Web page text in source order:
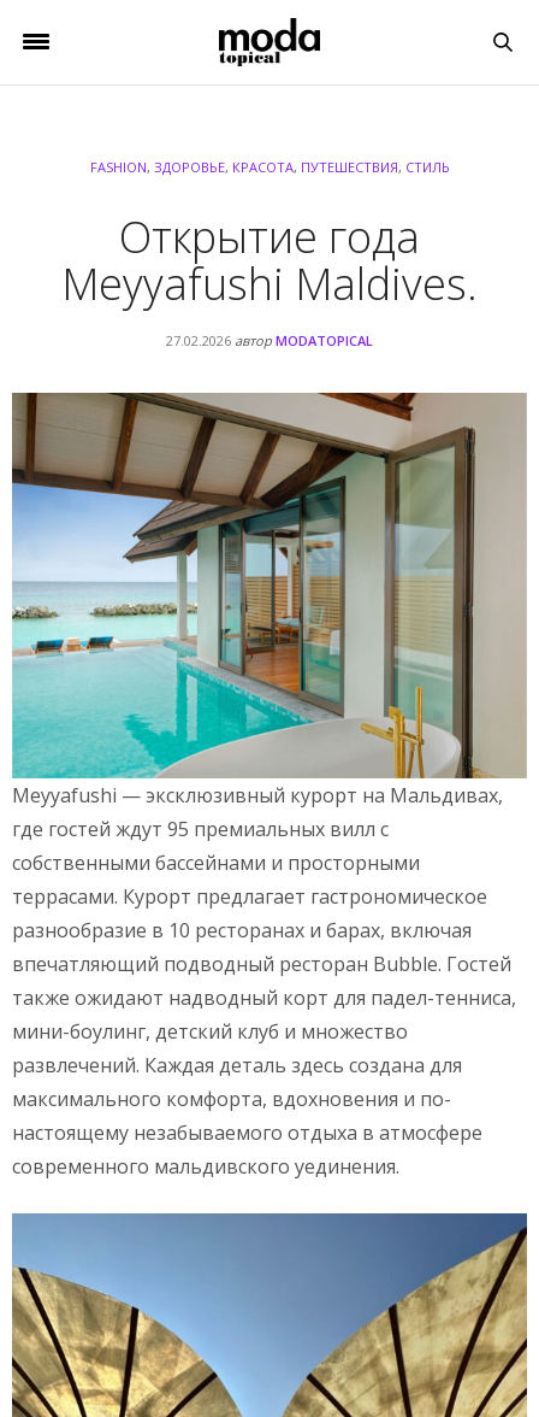
FASHION, ЗДОРОВЬЕ, КРАСОТА, ПУТЕШЕСТВИЯ, СТИЛЬ
Открытие года
Meyyafushi Maldives.
27.02.2026 автор MODATOPICAL
Meyyafushi — эксклюзивный курорт на Мальдивах,
где гостей ждут 95 премиальных вилл с
собственными бассейнами и просторными
террасами. Курорт предлагает гастрономическое
разнообразие в 10 ресторанах и барах, включая
впечатляющий подводный ресторан Bubble. Гостей
также ожидают надводный корт для падел-тенниса,
мини-боулинг, детский клуб и множество
развлечений. Каждая деталь здесь создана для
максимального комфорта, вдохновения и по-
настоящему незабываемого отдыха в атмосфере
современного мальдивского уединения.